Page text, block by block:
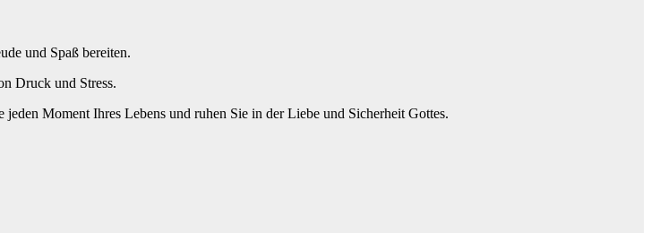
und Spaß bereiten.
Druck und Stress.
Moment Ihres Lebens und ruhen Sie in der Liebe und Sicherheit Gottes.